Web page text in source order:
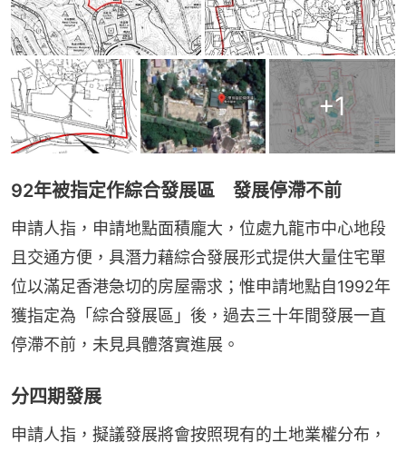
+1
92年被指定作綜合發展區 發展停滯不前
申請人指，申請地點面積龐大，位處九龍市中心地段
且交通方便，具潛力藉綜合發展形式提供大量住宅單
位以滿足香港急切的房屋需求；惟申請地點自1992年
獲指定為「綜合發展區」後，過去三十年間發展一直
停滯不前，未見具體落實進展。
分四期發展
申請人指，擬議發展將會按照現有的土地業權分布，